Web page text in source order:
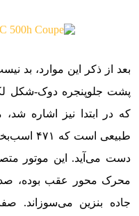
بعد از ذکر این موارد، بد